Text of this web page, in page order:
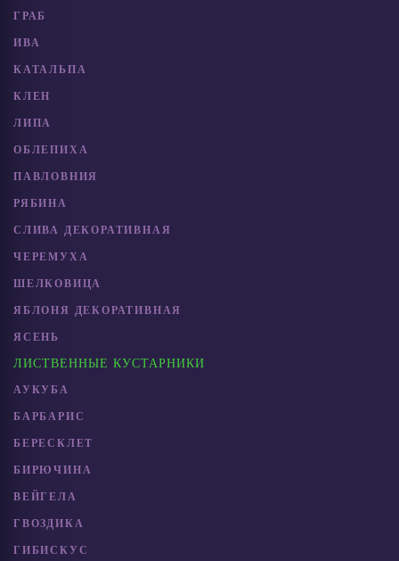
ГРАБ
ИВА
КАТАЛЬПА
КЛЕН
ЛИПА
ОБЛЕПИХА
ПАВЛОВНИЯ
РЯБИНА
СЛИВА ДЕКОРАТИВНАЯ
ЧЕРЕМУХА
ШЕЛКОВИЦА
ЯБЛОНЯ ДЕКОРАТИВНАЯ
ЯСЕНЬ
ЛИСТВЕННЫЕ КУСТАРНИКИ
АУКУБА
БАРБАРИС
БЕРЕСКЛЕТ
БИРЮЧИНА
ВЕЙГЕЛА
ГВОЗДИКА
ГИБИСКУС